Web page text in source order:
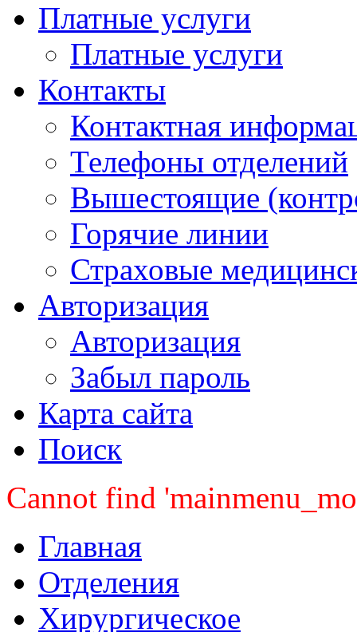
Платные услуги
Платные услуги
Контакты
Контактная
Телефоны отделений
Вышестоящие
Горячие линии
Страховые
Авторизация
Авторизация
Забыл пароль
Карта сайта
Поиск
Cannot find
Главная
Отделения
Хирургическое